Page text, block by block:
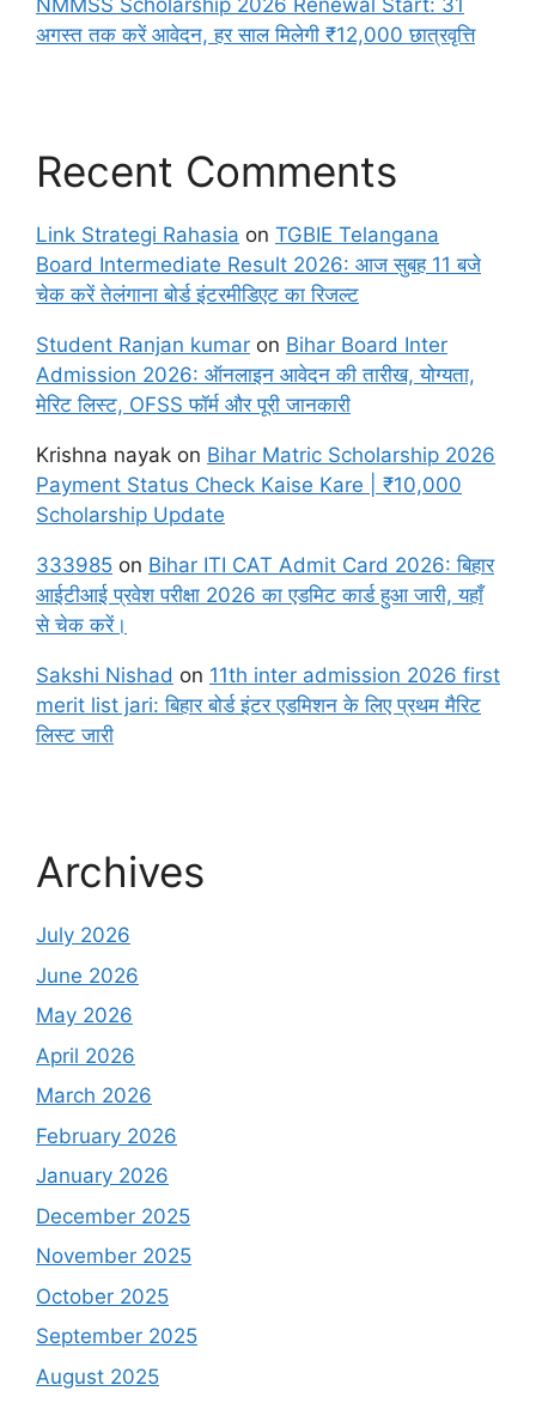
NMMSS Scholarship 2026 Renewal Start: 31
अगस्त तक करें आवेदन, हर साल मिलेगी ₹12,000 छात्रवृत्ति
Recent Comments
Link Strategi Rahasia on TGBIE Telangana
Board Intermediate Result 2026: आज सुबह 11 बजे
चेक करें तेलंगाना बोर्ड इंटरमीडिएट का रिजल्ट
Student Ranjan kumar on Bihar Board Inter
Admission 2026: ऑनलाइन आवेदन की तारीख, योग्यता,
मेरिट लिस्ट, OFSS फॉर्म और पूरी जानकारी
Krishna nayak on Bihar Matric Scholarship 2026
Payment Status Check Kaise Kare | ₹10,000
Scholarship Update
333985 on Bihar ITI CAT Admit Card 2026: बिहार
आईटीआई प्रवेश परीक्षा 2026 का एडमिट कार्ड हुआ जारी, यहाँ
से चेक करें।
Sakshi Nishad on 11th inter admission 2026 first
merit list jari: बिहार बोर्ड इंटर एडमिशन के लिए प्रथम मैरिट
लिस्ट जारी
Archives
July 2026
June 2026
May 2026
April 2026
March 2026
February 2026
January 2026
December 2025
November 2025
October 2025
September 2025
August 2025